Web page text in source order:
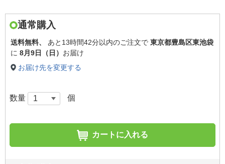
通常購入
送料無料、 あと 13時間42分以内のご注文で 東京都豊島区東池袋
に 8月9日（日） お届け
お届け先を変更する
数量 個
カートに入れる